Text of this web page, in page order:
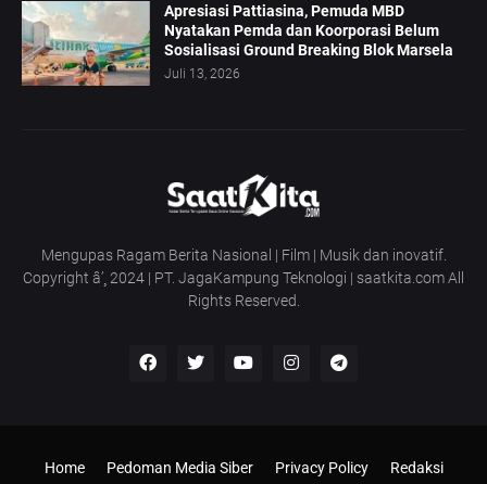
Apresiasi Pattiasina, Pemuda MBD
Nyatakan Pemda dan Koorporasi Belum
Sosialisasi Ground Breaking Blok Marsela
Juli 13, 2026
Mengupas Ragam Berita Nasional | Film | Musik dan inovatif.
Copyright â’¸ 2024 | PT. JagaKampung Teknologi | saatkita.com All
Rights Reserved.
Home Pedoman Media Siber Privacy Policy Redaksi